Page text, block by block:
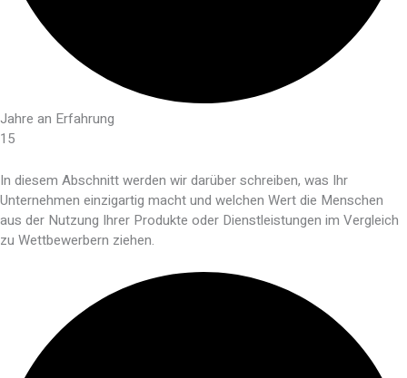
Jahre an Erfahrung
15
In diesem Abschnitt werden wir darüber schreiben, was Ihr
Unternehmen einzigartig macht und welchen Wert die Menschen
aus der Nutzung Ihrer Produkte oder Dienstleistungen im Vergleich
zu Wettbewerbern ziehen.